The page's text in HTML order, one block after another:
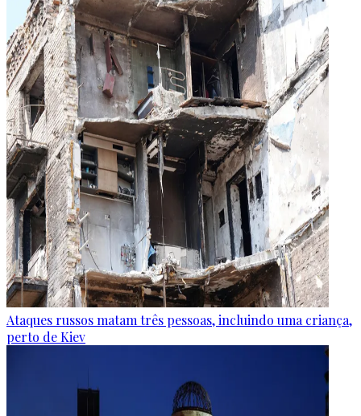
Ataques russos matam três pessoas, incluindo uma criança,
perto de Kiev